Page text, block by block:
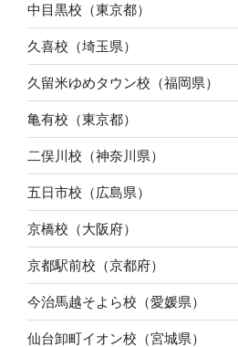
中目黒校（東京都）
久喜校（埼玉県）
久留米ゆめタウン校（福岡県）
亀有校（東京都）
二俣川校（神奈川県）
五日市校（広島県）
京橋校（大阪府）
京都駅前校（京都府）
今治馬越そよら校（愛媛県）
仙台卸町イオン校（宮城県）